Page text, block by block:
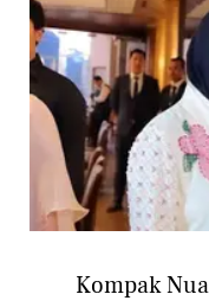
Kompak